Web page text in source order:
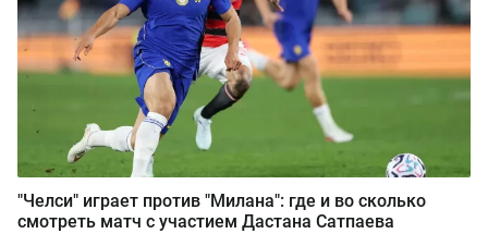
"Челси" играет против "Милана": где и во сколько
смотреть матч с участием Дастана Сатпаева